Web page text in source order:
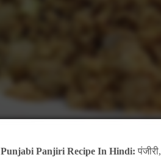
Punjabi Panjiri Recipe In Hindi: